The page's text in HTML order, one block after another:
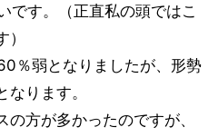
です。（正直私の頭ではこ
％弱となりましたが、形勢
ります。
方が多かったのですが、